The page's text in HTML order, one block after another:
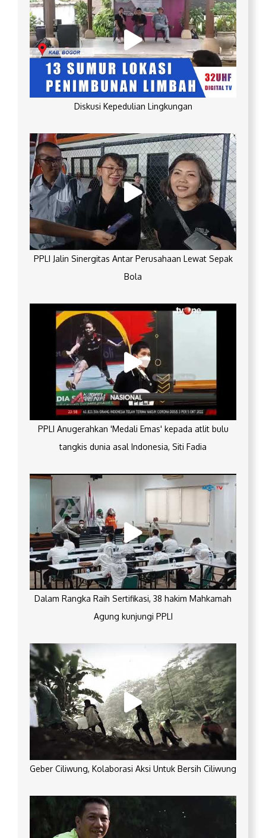
Diskusi Kepedulian Lingkungan
PPLI Jalin Sinergitas Antar Perusahaan Lewat Sepak
Bola
PPLI Anugerahkan 'Medali Emas' kepada atlit bulu
tangkis dunia asal Indonesia, Siti Fadia
Dalam Rangka Raih Sertifikasi, 38 hakim Mahkamah
Agung kunjungi PPLI
Geber Ciliwung, Kolaborasi Aksi Untuk Bersih Ciliwung